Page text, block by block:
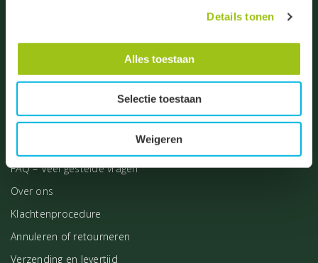
Details tonen
Alles toestaan
Selectie toestaan
Weigeren
Bestellen en betalen
FAQ – Veel gestelde vragen
Over ons
Klachtenprocedure
Annuleren of retourneren
Verzending en levertijd